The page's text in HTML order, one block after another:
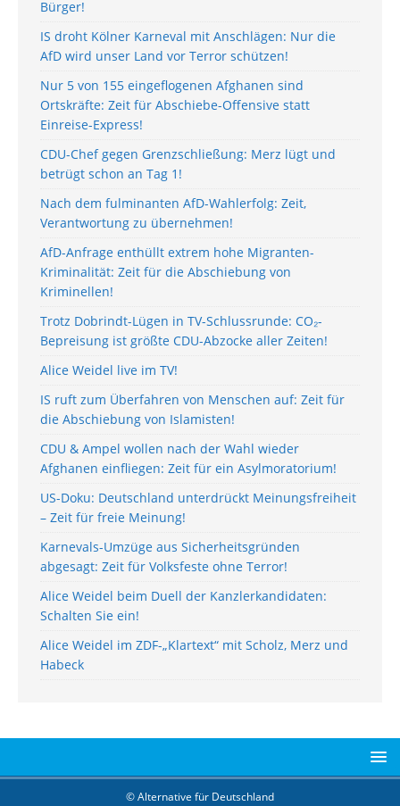
Bürger!
IS droht Kölner Karneval mit Anschlägen: Nur die
AfD wird unser Land vor Terror schützen!
Nur 5 von 155 eingeflogenen Afghanen sind
Ortskräfte: Zeit für Abschiebe-Offensive statt
Einreise-Express!
CDU-Chef gegen Grenzschließung: Merz lügt und
betrügt schon an Tag 1!
Nach dem fulminanten AfD-Wahlerfolg: Zeit,
Verantwortung zu übernehmen!
AfD-Anfrage enthüllt extrem hohe Migranten-
Kriminalität: Zeit für die Abschiebung von
Kriminellen!
Trotz Dobrindt-Lügen in TV-Schlussrunde: CO₂-
Bepreisung ist größte CDU-Abzocke aller Zeiten!
Alice Weidel live im TV!
IS ruft zum Überfahren von Menschen auf: Zeit für
die Abschiebung von Islamisten!
CDU & Ampel wollen nach der Wahl wieder
Afghanen einfliegen: Zeit für ein Asylmoratorium!
US-Doku: Deutschland unterdrückt Meinungsfreiheit
– Zeit für freie Meinung!
Karnevals-Umzüge aus Sicherheitsgründen
abgesagt: Zeit für Volksfeste ohne Terror!
Alice Weidel beim Duell der Kanzlerkandidaten:
Schalten Sie ein!
Alice Weidel im ZDF-„Klartext“ mit Scholz, Merz und
Habeck
© Alternative für Deutschland